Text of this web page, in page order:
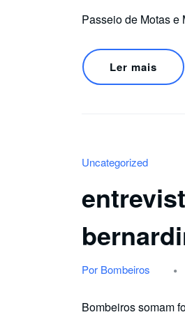
Passeio de Motas e
Ler mais
Uncategorized
Por Bombeiros
Bombeiros somam